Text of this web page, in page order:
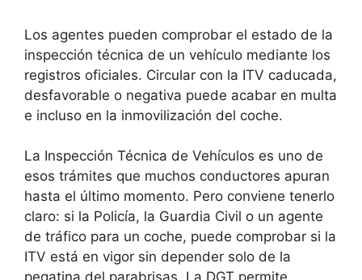
Los agentes pueden comprobar el estado de la
inspección técnica de un vehículo mediante los
registros oficiales. Circular con la ITV caducada,
desfavorable o negativa puede acabar en multa
e incluso en la inmovilización del coche.
La Inspección Técnica de Vehículos es uno de
esos trámites que muchos conductores apuran
hasta el último momento. Pero conviene tenerlo
claro: si la Policía, la Guardia Civil o un agente
de tráfico para un coche, puede comprobar si la
ITV está en vigor sin depender solo de la